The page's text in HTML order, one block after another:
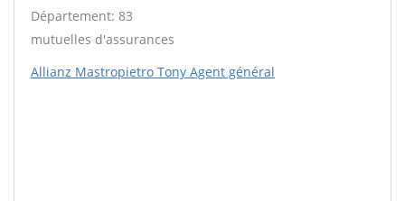
Département: 83
mutuelles d'assurances
Allianz Mastropietro Tony Agent général